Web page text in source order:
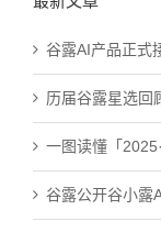
谷露AI产品正式
历届谷露星选回
一图读懂「
谷露公开谷小露